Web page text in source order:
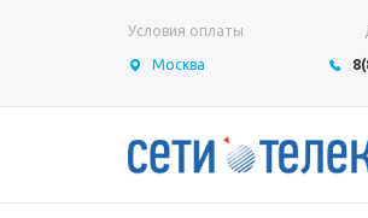
Условия оплаты
Москва